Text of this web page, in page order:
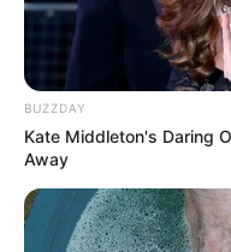
0,03-0,50 dollar atau
atau 14 ribu-233 ribu
ribu-2,7 juta rupiah.
Kontroversi
BUZZDAY
Kate Middleton's Daring
Away